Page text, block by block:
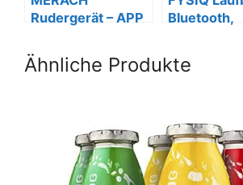
Rudergerät – APP
Bluetooth,
Ähnliche Produkte